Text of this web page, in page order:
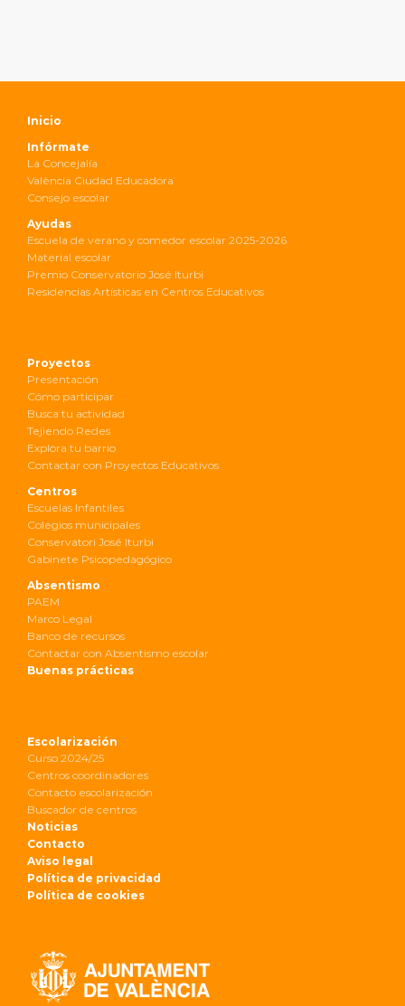
Inicio
Infórmate
La Concejalía
València Ciudad Educadora
Consejo escolar
Ayudas
Escuela de verano y comedor escolar 2025-2026
Material escolar
Premio Conservatorio José Iturbi
Residencias Artísticas en Centros Educativos
Proyectos
Presentación
Cómo participar
Busca tu actividad
Tejiendo Redes
Explora tu barrio
Contactar con Proyectos Educativos
Centros
Escuelas Infantiles
Colegios municipales
Conservatori José Iturbi
Gabinete Psicopedagógico
Absentismo
PAEM
Marco Legal
Banco de recursos
Contactar con Absentismo escolar
Buenas prácticas
Escolarización
Curso 2024/25
Centros coordinadores
Contacto escolarización
Buscador de centros
Noticias
Contacto
Aviso legal
Política de privacidad
Política de cookies